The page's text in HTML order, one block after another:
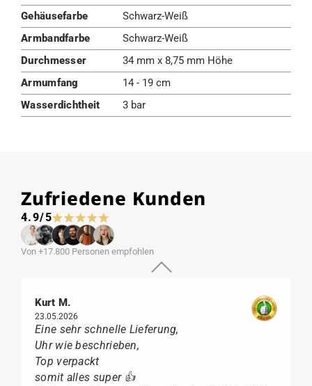
Gehäusefarbe
Schwarz-Weiß
Armbandfarbe
Schwarz-Weiß
Durchmesser
34 mm x 8,75 mm Höhe
Armumfang
14 - 19 cm
Wasserdichtheit
3 bar
Zufriedene Kunden
4.9/5
Von +17.800 Personen empfohlen
Kurt M.
23.05.2026
Eine sehr schnelle Lieferung,
Uhr wie beschrieben,
Top verpackt
somit alles super 👍